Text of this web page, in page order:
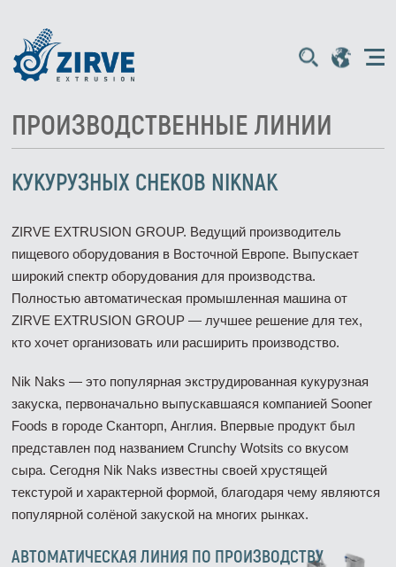
ПРОИЗВОДСТВЕННЫЕ ЛИНИИ
КУКУРУЗНЫХ СНЕКОВ NIKNAK
ZIRVE EXTRUSION GROUP. Ведущий производитель
пищевого оборудования в Восточной Европе. Выпускает
широкий спектр оборудования для производства.
Полностью автоматическая промышленная машина от
ZIRVE EXTRUSION GROUP — лучшее решение для тех,
кто хочет организовать или расширить производство.
Nik Naks — это популярная экструдированная кукурузная
закуска, первоначально выпускавшаяся компанией Sooner
Foods в городе Сканторп, Англия. Впервые продукт был
представлен под названием Crunchy Wotsits со вкусом
сыра. Сегодня Nik Naks известны своей хрустящей
текстурой и характерной формой, благодаря чему являются
популярной солёной закуской на многих рынках.
АВТОМАТИЧЕСКАЯ ЛИНИЯ ПО ПРОИЗВОДСТВУ